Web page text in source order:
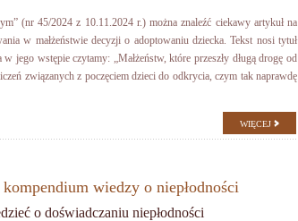
(nr 45/2024 z 10.11.2024 r.) można znaleźć ciekawy artykuł na
w małżeństwie decyzji o adoptowaniu dziecka. Tekst nosi tytuł
jego wstępie czytamy: „Małżeństw, które przeszły długą drogę od
związanych z poczęciem dzieci do odkrycia, czym tak naprawdę
WIĘCEJ
wiedzy o niepłodności
o doświadczaniu niepłodności